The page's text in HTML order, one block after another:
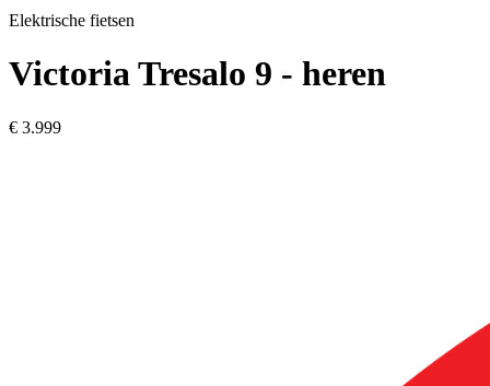
Elektrische fietsen
VictoriaTresalo 9 - heren
€ 3.999